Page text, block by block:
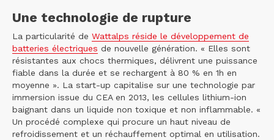
Une technologie de rupture
La particularité de Wattalps réside le développement de
batteries électriques de nouvelle génération. « Elles sont
résistantes aux chocs thermiques, délivrent une puissance
fiable dans la durée et se rechargent à 80 % en 1h en
moyenne ». La start-up capitalise sur une technologie par
immersion issue du CEA en 2013, les cellules lithium-ion
baignant dans un liquide non toxique et non inflammable. «
Un procédé complexe qui procure un haut niveau de
refroidissement et un réchauffement optimal en utilisation.